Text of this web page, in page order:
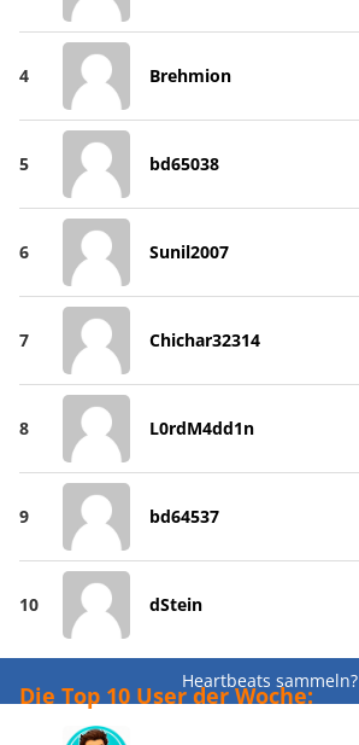
4 Brehmion
5 bd65038
6 Sunil2007
7 Chichar32314
8 L0rdM4dd1n
9 bd64537
10 dStein
Heartbeats sammeln?
Die Top 10 User der Woche: